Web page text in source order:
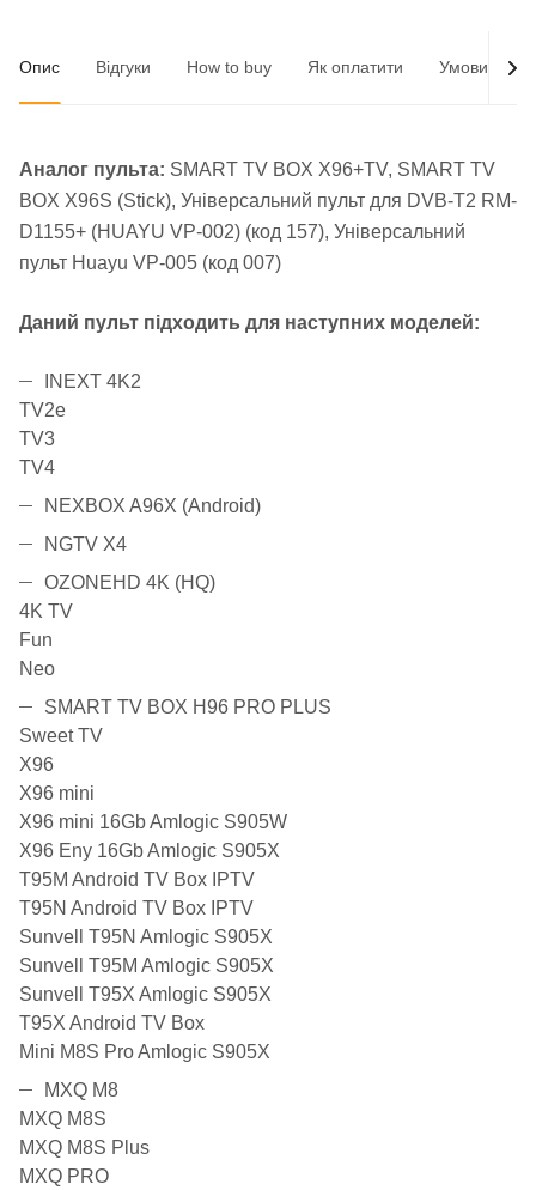
Опис Відгуки How to buy Як оплатити Умови
Аналог пульта: SMART TV BOX X96+TV, SMART TV
BOX X96S (Stick), Універсальний пульт для DVB-T2 RM-
D1155+ (HUAYU VP-002) (код 157), Універсальний
пульт Huayu VP-005 (код 007)
Даний пульт підходить для наступних моделей:
INEXT 4K2
TV2e
TV3
TV4
NEXBOX A96X (Android)
NGTV X4
OZONEHD 4K (HQ)
4K TV
Fun
Neo
SMART TV BOX H96 PRO PLUS
Sweet TV
X96
X96 mini
X96 mini 16Gb Amlogic S905W
X96 Eny 16Gb Amlogic S905X
T95M Android TV Box IPTV
T95N Android TV Box IPTV
Sunvell T95N Amlogic S905X
Sunvell T95M Amlogic S905X
Sunvell T95X Amlogic S905X
T95X Android TV Box
Mini M8S Pro Amlogic S905X
MXQ M8
MXQ M8S
MXQ M8S Plus
MXQ PRO